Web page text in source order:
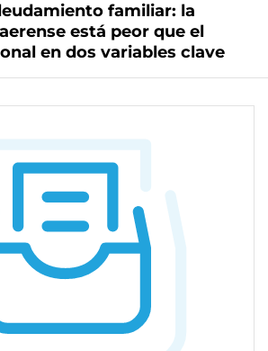
familiar: la
está peor que el
en dos variables clave